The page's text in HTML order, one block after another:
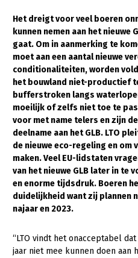
Transitiepaden
Thema’s
Gezonde planten
Gezonde dieren
Natuur, klimaat en energie
Bodem en water
Platteland en omgeving
Mens, ondernemerschap
Internationaal
Dier
Het dreigt voor veel boeren
kunnen nemen aan het nieuwe
gaat. Om in aanmerking te
moet aan een aantal nieuwe
conditionaliteiten, worden
het bouwland niet-productief
bufferstroken langs
moeilijk of zelfs niet toe te
voor met name telers en zijn
deelname aan het GLB. LTO
de nieuwe eco-regeling en om
maken. Veel EU-lidstaten
van het nieuwe GLB later in te
en enorme tijdsdruk. Boeren
duidelijkheid want zij plannen
najaar en 2023.
“LTO vindt het onacceptabel
jaar niet mee kunnen doen aan